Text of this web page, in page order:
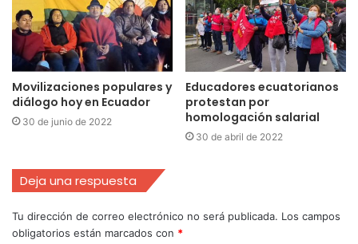
Movilizaciones populares y
diálogo hoy en Ecuador
30 de junio de 2022
Educadores ecuatorianos
protestan por
homologación salarial
30 de abril de 2022
Deja una respuesta
Tu dirección de correo electrónico no será publicada. Los campos
obligatorios están marcados con *